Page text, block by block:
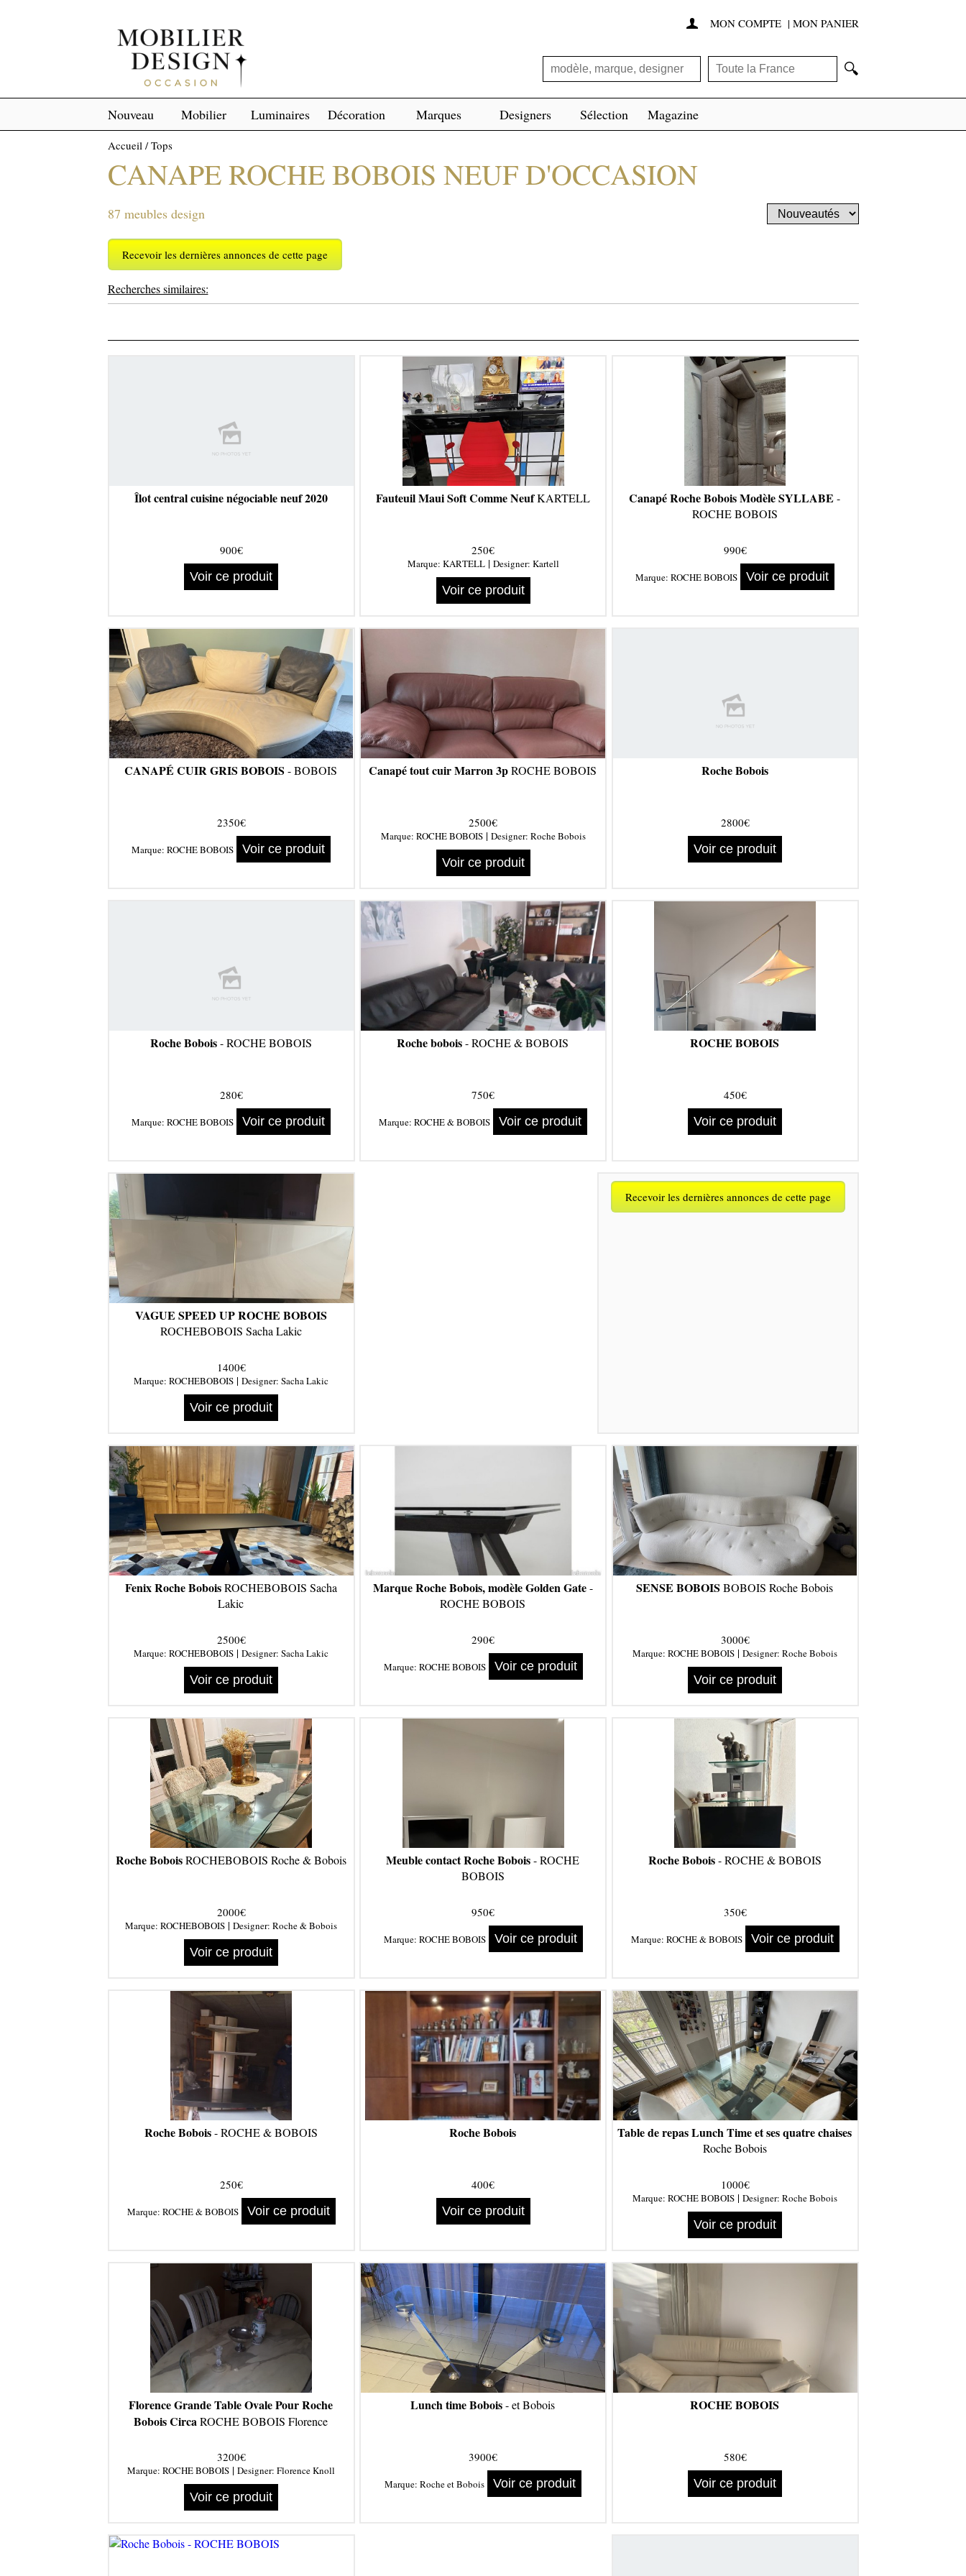
 MON COMPTE | MON PANIER
🔍
Nouveau Mobilier Luminaires Décoration Marques Designers Sélection Magazine
Accueil/Tops
CANAPE ROCHE BOBOIS NEUF D'OCCASION
87 meubles design
Recevoir les dernières annonces de cette page
Recherches similaires:
Îlot central cuisine négociable neuf 2020
900€
Voir ce produit
Fauteuil Maui Soft Comme NeufKARTELL
250€
Marque: KARTELL| Designer: Kartell
Voir ce produit
Canapé Roche Bobois Modèle SYLLABE -
ROCHE BOBOIS
990€
Marque: ROCHE BOBOIS Voir ce produit
CANAPÉ CUIR GRIS BOBOIS - BOBOIS
2350€
Marque: ROCHE BOBOIS Voir ce produit
Canapé tout cuir Marron 3pROCHE BOBOIS
2500€
Marque: ROCHE BOBOIS| Designer: Roche Bobois
Voir ce produit
Roche Bobois
2800€
Voir ce produit
Roche Bobois- ROCHE BOBOIS
280€
Marque: ROCHE BOBOIS Voir ce produit
Roche bobois- ROCHE & BOBOIS
750€
Marque: ROCHE & BOBOIS Voir ce produit
ROCHE BOBOIS
450€
Voir ce produit
VAGUE SPEED UP ROCHE BOBOIS
ROCHEBOBOIS Sacha Lakic
1400€
Marque: ROCHEBOBOIS | Designer: Sacha Lakic
Voir ce produit
Recevoir les dernières annonces de cette page
Fenix Roche BoboisROCHEBOBOIS Sacha
Lakic
2500€
Marque: ROCHEBOBOIS | Designer: Sacha Lakic
Voir ce produit
Marque Roche Bobois, modèle Golden Gate-
ROCHE BOBOIS
290€
Marque: ROCHE BOBOIS Voir ce produit
SENSE BOBOIS BOBOIS Roche Bobois
3000€
Marque: ROCHE BOBOIS | Designer: Roche Bobois
Voir ce produit
Roche BoboisROCHEBOBOIS Roche & Bobois
2000€
Marque: ROCHEBOBOIS | Designer: Roche & Bobois
Voir ce produit
Meuble contact Roche Bobois- ROCHE
BOBOIS
950€
Marque: ROCHE BOBOIS Voir ce produit
Roche Bobois- ROCHE & BOBOIS
350€
Marque: ROCHE & BOBOIS Voir ce produit
Roche Bobois- ROCHE & BOBOIS
250€
Marque: ROCHE & BOBOIS Voir ce produit
Roche Bobois
400€
Voir ce produit
Table de repas Lunch Time et ses quatre chaises
Roche Bobois
1000€
Marque: ROCHE BOBOIS | Designer: Roche Bobois
Voir ce produit
Florence Grande Table Ovale Pour Roche
Bobois CircaROCHE BOBOIS Florence
3200€
Marque: ROCHE BOBOIS | Designer: Florence Knoll
Voir ce produit
Lunch time Bobois- et Bobois
3900€
Marque: Roche et Bobois Voir ce produit
ROCHE BOBOIS
580€
Voir ce produit